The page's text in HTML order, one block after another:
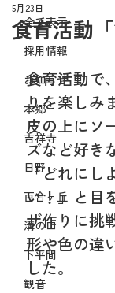
全て表示
採用情報
お知らせ
本郷
吉祥寺
日野
百合ヶ丘
溝の口
下平間
観音
食育活動
5月23日
食育活動で
りを楽しみ
皮の上にソ
ズなど好き
「どれにし
い！」と目
ザ作りに挑
形や色の違
した。